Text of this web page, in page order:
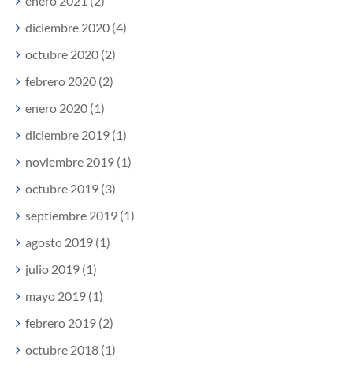
diciembre 2020 (4)
octubre 2020 (2)
febrero 2020 (2)
enero 2020 (1)
diciembre 2019 (1)
noviembre 2019 (1)
octubre 2019 (3)
septiembre 2019 (1)
agosto 2019 (1)
julio 2019 (1)
mayo 2019 (1)
febrero 2019 (2)
octubre 2018 (1)